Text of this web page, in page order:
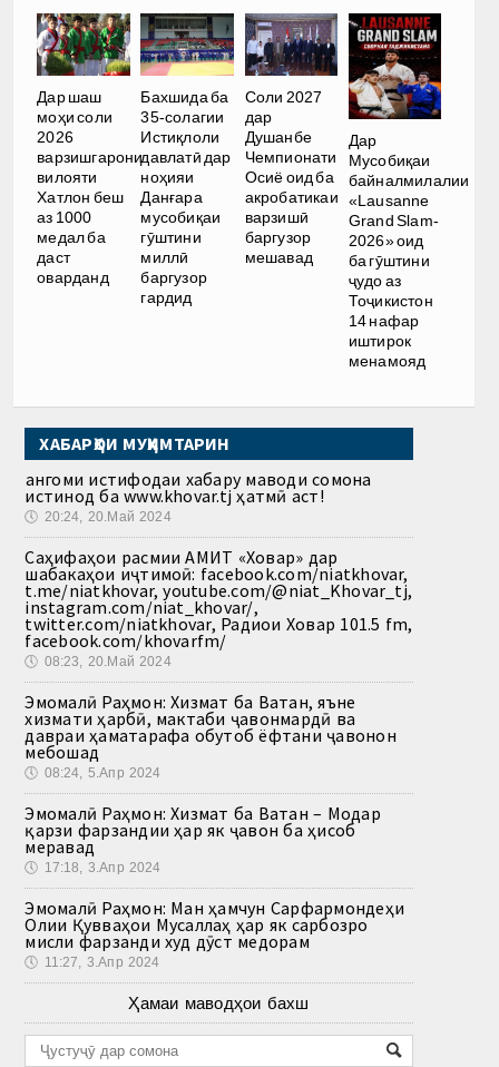
Дар шаш
моҳи соли
2026
варзишгарони
вилояти
Хатлон беш
аз 1000
медал ба
даст
оварданд
Бахшида ба
35-солагии
Истиқлоли
давлатӣ дар
ноҳияи
Данғара
мусобиқаи
гӯштини
миллӣ
баргузор
гардид
Соли 2027
дар
Душанбе
Чемпионати
Осиё оид ба
акробатикаи
варзишӣ
баргузор
мешавад
Дар
Мусобиқаи
байналмилалии
«Lausanne
Grand Slam-
2026» оид
ба гӯштини
ҷудо аз
Тоҷикистон
14 нафар
иштирок
менамояд
ХАБАРҲОИ МУҲИМТАРИН
Ҳангоми истифодаи хабару маводи сомона
истинод ба www.khovar.tj ҳатмӣ аст!
🕔 20:24, 20.Май 2024
Саҳифаҳои расмии АМИТ «Ховар» дар
шабакаҳои иҷтимоӣ: facebook.com/niatkhovar,
t.me/niatkhovar, youtube.com/@niat_Khovar_tj,
instagram.com/niat_khovar/,
twitter.com/niatkhovar, Радиои Ховар 101.5 fm,
facebook.com/khovarfm/
🕔 08:23, 20.Май 2024
Эмомалӣ Раҳмон: Хизмат ба Ватан, яъне
хизмати ҳарбӣ, мактаби ҷавонмардӣ ва
давраи ҳаматарафа обутоб ёфтани ҷавонон
мебошад
🕔 08:24, 5.Апр 2024
Эмомалӣ Раҳмон: Хизмат ба Ватан – Модар
қарзи фарзандии ҳар як ҷавон ба ҳисоб
меравад
🕔 17:18, 3.Апр 2024
Эмомалӣ Раҳмон: Ман ҳамчун Сарфармондеҳи
Олии Қувваҳои Мусаллаҳ ҳар як сарбозро
мисли фарзанди худ дӯст медорам
🕔 11:27, 3.Апр 2024
Ҳамаи маводҳои бахш